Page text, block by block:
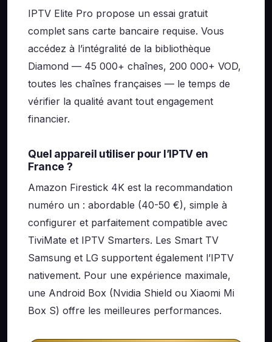
IPTV Elite Pro propose un essai gratuit
complet sans carte bancaire requise. Vous
accédez à l’intégralité de la bibliothèque
Diamond — 45 000+ chaînes, 200 000+ VOD,
toutes les chaînes françaises — le temps de
vérifier la qualité avant tout engagement
financier.
Quel appareil utiliser pour l’IPTV en
France ?
Amazon Firestick 4K est la recommandation
numéro un : abordable (40-50 €), simple à
configurer et parfaitement compatible avec
TiviMate et IPTV Smarters. Les Smart TV
Samsung et LG supportent également l’IPTV
nativement. Pour une expérience maximale,
une Android Box (Nvidia Shield ou Xiaomi Mi
Box S) offre les meilleures performances.